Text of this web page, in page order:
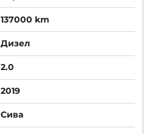
137000 km
Дизел
2.0
2019
Сива